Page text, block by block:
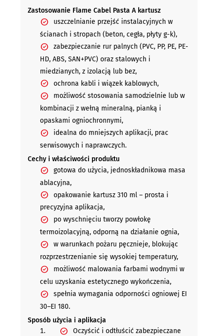
Zastosowanie Flame Cabel Pasta A kartusz
uszczelnianie przejść instalacyjnych w
ścianach i stropach (beton, cegła, płyty g-k),
zabezpieczanie rur palnych (PVC, PP, PE, PE-
HD, ABS, SAN+PVC) oraz stalowych i
miedzianych, z izolacją lub bez,
ochrona kabli i wiązek kablowych,
możliwość stosowania samodzielnie lub w
kombinacji z wełną mineralną, pianką i
opaskami ogniochronnymi,
idealna do mniejszych aplikacji, prac
serwisowych i naprawczych.
Cechy i właściwości produktu
gotowa do użycia, jednoskładnikowa masa
ablacyjna,
opakowanie kartusz 310 ml – prosta i
precyzyjna aplikacja,
po wyschnięciu tworzy powłokę
termoizolacyjną, odporną na działanie ognia,
w warunkach pożaru pęcznieje, blokując
rozprzestrzenianie się wysokiej temperatury,
możliwość malowania farbami wodnymi w
celu uzyskania estetycznego wykończenia,
spełnia wymagania odporności ogniowej EI
30–EI 180.
Sposób użycia i aplikacja
Oczyścić i odtłuścić zabezpieczane